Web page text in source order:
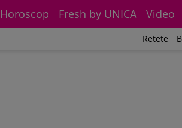
Horoscop Fresh by UNICA Video
Retete